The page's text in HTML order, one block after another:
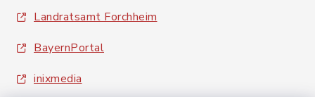
Landratsamt Forchheim
BayernPortal
inixmedia